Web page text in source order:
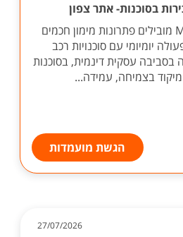
בסוכנות- אתר צפון
מי אנחנו? אנחנו ב-MAX מובילים פתרונות מימון חכמים
יומיומי עם סוכנויות רכב
בסביבה עסקית דינמית, בסוכנות
בצמיחה, עמידה...
הגשת מועמדות
27/07/2026